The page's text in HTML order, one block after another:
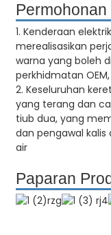
Permohonan
1. Kenderaan
merealisasikan
warna yang boleh
perkhidmatan
2. Keseluruhan
yang terang dan
tiub dua, yang
dan pengawal kalis
air
Paparan